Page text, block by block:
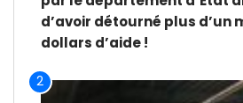
d’avoir détourné plus d’un
dollars d’aide !
2